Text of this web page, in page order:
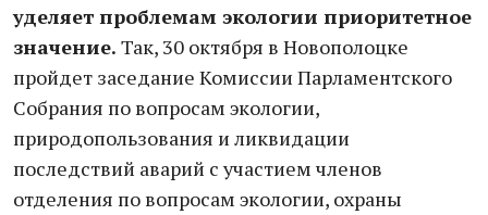
уделяет проблемам экологии приоритетное
значение. Так, 30 октября в Новополоцке
пройдет заседание Комиссии Парламентского
Собрания по вопросам экологии,
природопользования и ликвидации
последствий аварий с участием членов
отделения по вопросам экологии, охраны